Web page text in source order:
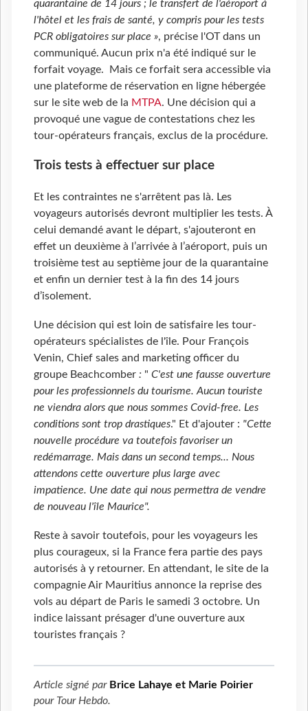
quarantaine de 14 jours ; le transfert de l'aéroport à
l'hôtel et les frais de santé, y compris pour les tests
PCR obligatoires sur place », précise l'OT dans un
communiqué. Aucun prix n'a été indiqué sur le
forfait voyage. Mais ce forfait sera accessible via
une plateforme de réservation en ligne hébergée
sur le site web de la MTPA. Une décision qui a
provoqué une vague de contestations chez les
tour-opérateurs français, exclus de la procédure.
Trois tests à effectuer sur place
Et les contraintes ne s'arrêtent pas là. Les
voyageurs autorisés devront multiplier les tests. À
celui demandé avant le départ, s'ajouteront en
effet un deuxième à l’arrivée à l’aéroport, puis un
troisième test au septième jour de la quarantaine
et enfin un dernier test à la fin des 14 jours
d’isolement.
Une décision qui est loin de satisfaire les tour-
opérateurs spécialistes de l'île. Pour François
Venin, Chief sales and marketing officer du
groupe Beachcomber : " C'est une fausse ouverture
pour les professionnels du tourisme. Aucun touriste
ne viendra alors que nous sommes Covid-free. Les
conditions sont trop drastiques." Et d'ajouter : "Cette
nouvelle procédure va toutefois favoriser un
redémarrage. Mais dans un second temps... Nous
attendons cette ouverture plus large avec
impatience. Une date qui nous permettra de vendre
de nouveau l'île Maurice".
Reste à savoir toutefois, pour les voyageurs les
plus courageux, si la France fera partie des pays
autorisés à y retourner. En attendant, le site de la
compagnie Air Mauritius annonce la reprise des
vols au départ de Paris le samedi 3 octobre. Un
indice laissant présager d'une ouverture aux
touristes français ?
Article signé par Brice Lahaye et Marie Poirier
pour Tour Hebdo.